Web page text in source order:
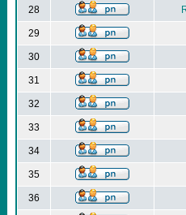
28
29
30
31
32
33
34
35
36